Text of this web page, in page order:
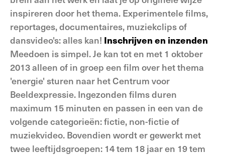
inspireren door het thema. Experimentele films,
reportages, documentaires, muziekclips of
dansvideo's: alles kan! Inschrijven en inzenden
Meedoen is simpel. Je kan tot en met 1 oktober
2013 alleen of in groep een film over het thema
'energie' sturen naar het Centrum voor
Beeldexpressie. Ingezonden films duren
maximum 15 minuten en passen in een van de
volgende categorieën: fictie, non-fictie of
muziekvideo. Bovendien wordt er gewerkt met
twee leeftijdsgroepen: 14 tem 18 jaar en 19 tem